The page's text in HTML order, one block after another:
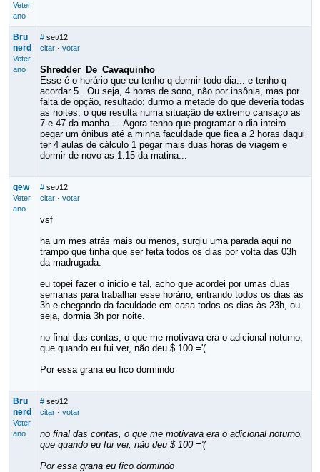
Veter
ano
Bru
nerd
Veter
ano
# set/12
citar· votar
Shredder_De_Cavaquinho
Esse é o horário que eu tenho q dormir todo dia... e tenho q
acordar 5.. Ou seja, 4 horas de sono, não por insônia, mas por
falta de opção, resultado: durmo a metade do que deveria todas
as noites, o que resulta numa situação de extremo cansaço as
7 e 47 da manha.... Agora tenho que programar o dia inteiro
pegar um ônibus até a minha faculdade que fica a 2 horas daqui
ter 4 aulas de cálculo 1 pegar mais duas horas de viagem e
dormir de novo as 1:15 da matina...
qew
Veter
ano
# set/12
citar· votar
vsf
ha um mes atrás mais ou menos, surgiu uma parada aqui no
trampo que tinha que ser feita todos os dias por volta das 03h
da madrugada.
eu topei fazer o inicio e tal, acho que acordei por umas duas
semanas para trabalhar esse horário, entrando todos os dias às
3h e chegando da faculdade em casa todos os dias às 23h, ou
seja, dormia 3h por noite.
no final das contas, o que me motivava era o adicional noturno,
que quando eu fui ver, não deu $ 100 ='(
Por essa grana eu fico dormindo
Bru
nerd
Veter
ano
# set/12
citar· votar
no final das contas, o que me motivava era o adicional noturno,
que quando eu fui ver, não deu $ 100 ='(
Por essa grana eu fico dormindo